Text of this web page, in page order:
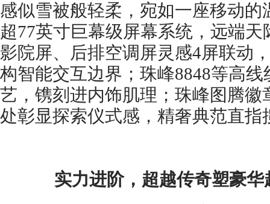
感似雪被般轻柔，宛如一座移动的
超77英寸巨幕级屏幕系统，远端
影院屏、后排空调屏灵感4屏联动
构智能交互边界；珠峰8848等高
艺，镌刻进内饰肌理；珠峰图腾徽
处彰显探索仪式感，精奢典范直指
实力进阶，超越传奇塑豪华